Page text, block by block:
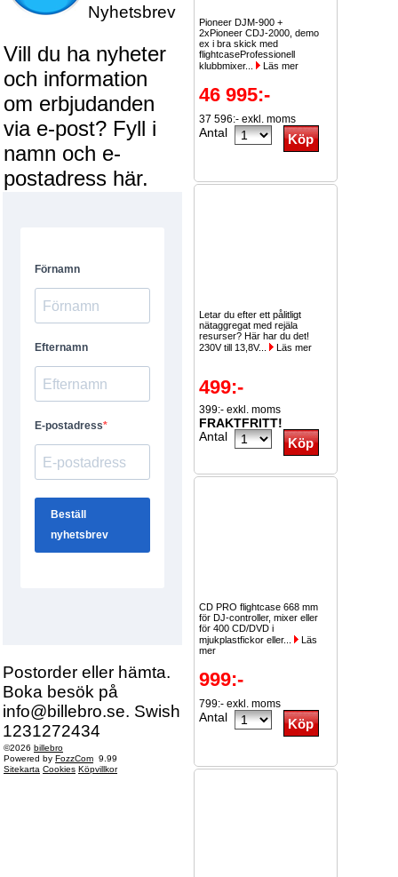
Nyhetsbrev
Vill du ha nyheter
och information
om erbjudanden
via e-post? Fyll i
namn och e-
postadress här.
Postorder eller hämta.
Boka besök på
info@billebro.se. Swish
1231272434
©2026 billebro
Powered by FozzCom 9.99
Sitekarta Cookies Köpvillkor
Pioneer DJM-900 +
2xPioneer CDJ-2000, demo
ex i bra skick med
flightcaseProfessionell
klubbmixer...
Läs mer
46 995:-
37 596:- exkl. moms
Antal
Letar du efter ett pålitligt
nätaggregat med rejäla
resurser? Här har du det!
230V till 13,8V...
Läs mer
499:-
399:- exkl. moms
FRAKTFRITT!
Antal
CD PRO flightcase 668 mm
för DJ-controller, mixer eller
för 400 CD/DVD i
mjukplastfickor eller...
Läs
mer
999:-
799:- exkl. moms
Antal